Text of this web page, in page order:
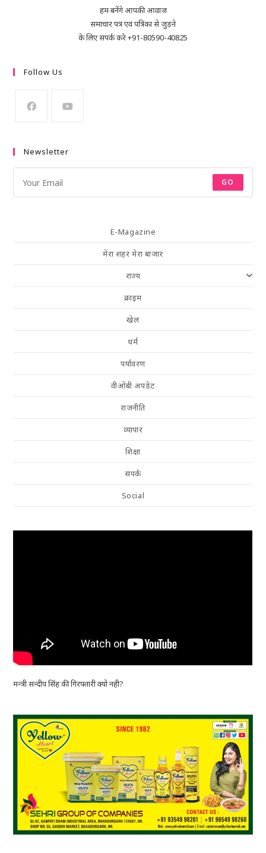
हम बनेंगे आपकी आवाज
समाचार पत्र एवं पत्रिका से जुड़ने
के लिए संपर्क करे +91-80590-40825
Follow Us
Newsletter
GO
E-Magazine
मेरा शहर मेरा बाजार
राज्य
क्राइम
खेल
धर्म
पर्यावरण
वीओबी अपडेट
राजनीति
व्यापार
शिक्षा
संपर्क
Social
मन्त्री सन्दीप सिंह की गिरफ्तारी क्यो नही?